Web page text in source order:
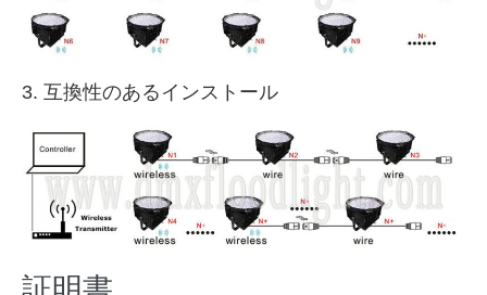
3. 互換性のあるインストール